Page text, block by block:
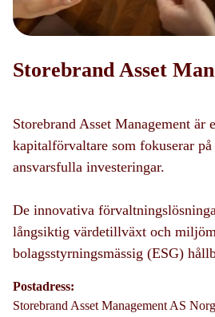
Storebrand Asset
Storebrand Asset Management är
kapitalförvaltare som fokuserar
ansvarsfulla investeringar.
De innovativa
långsiktig värdetillväxt och
bolagsstyrningsmässig (ESG)
Postadress:
Storebrand Asset Management AS